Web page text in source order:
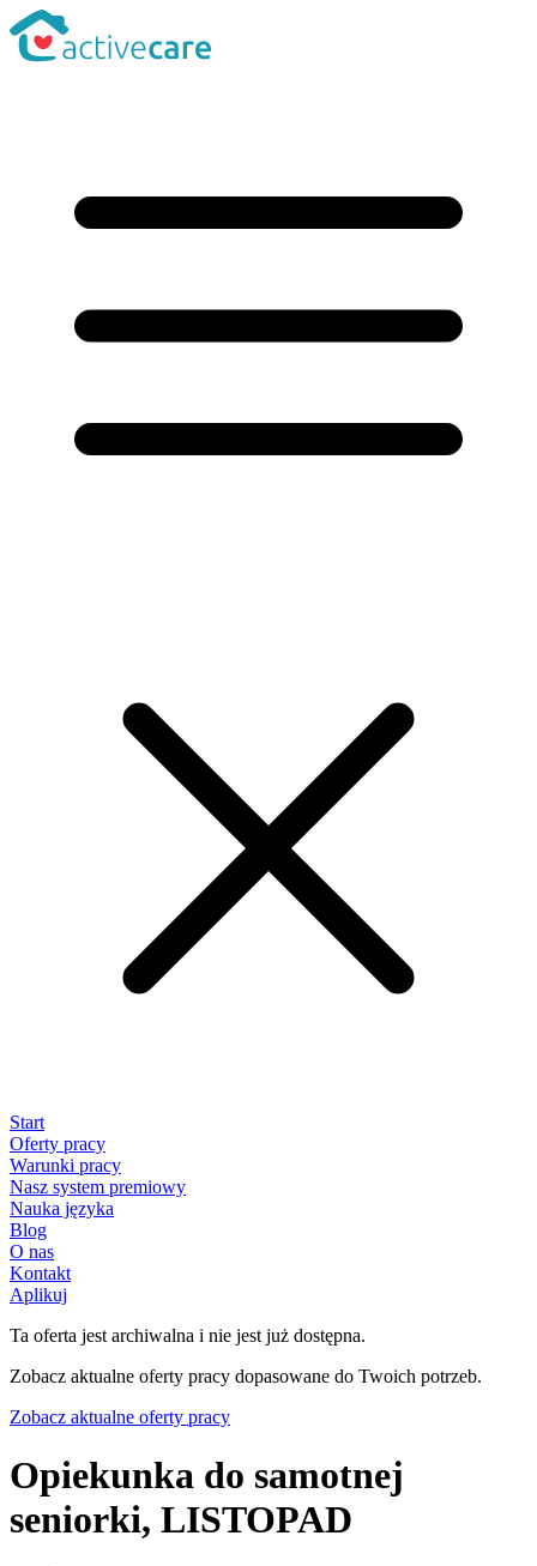
Start
Oferty pracy
Warunki pracy
Nasz system premiowy
Nauka języka
Blog
O nas
Kontakt
Aplikuj
Ta oferta jest archiwalna i nie jest już dostępna.
Zobacz aktualne oferty pracy dopasowane do Twoich potrzeb.
Zobacz aktualne oferty pracy
Opiekunka do samotnej
seniorki, LISTOPAD